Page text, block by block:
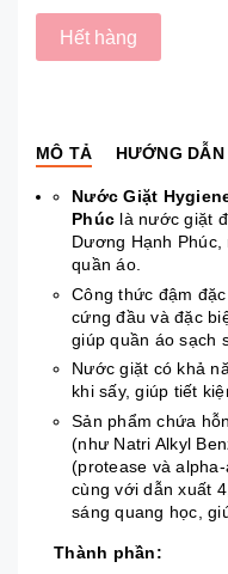
Hết hàng
MÔ TẢ HƯỚNG DẪN
Nước Giặt
Phúc là nước giặt
Dương Hạnh
quần áo.
Công thức đậm
cứng đầu và đặc
giúp quần áo sạch
Nước giặt có khả
khi sấy, giúp tiết
Sản phẩm chứa
(như Natri Alkyl
(protease và
cùng với dẫn xuất
sáng quang học,
Thành phần: